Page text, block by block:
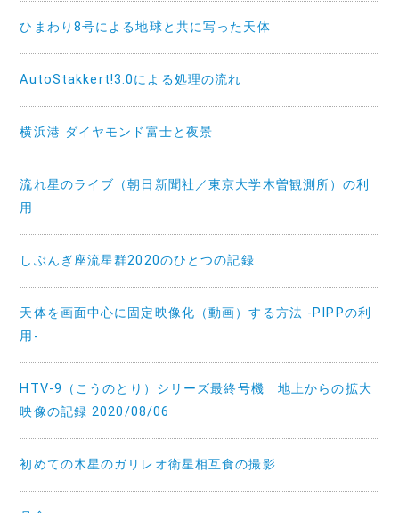
ひまわり8号による地球と共に写った天体
AutoStakkert!3.0による処理の流れ
横浜港 ダイヤモンド富士と夜景
流れ星のライブ（朝日新聞社／東京大学木曽観測所）の利
用
しぶんぎ座流星群2020のひとつの記録
天体を画面中心に固定映像化（動画）する方法 -PIPPの利
用-
HTV-9（こうのとり）シリーズ最終号機 地上からの拡大
映像の記録 2020/08/06
初めての木星のガリレオ衛星相互食の撮影